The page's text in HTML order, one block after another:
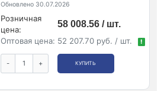
Обновлено 30.07.2026
Розничная
цена:
58 008.56 / шт.
Оптовая цена: 52 207.70 руб. / шт. !
- + КУПИТЬ